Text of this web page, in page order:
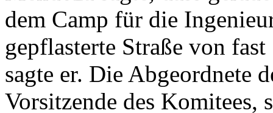
dem Camp für die
gepflasterte Straße von
sagte er. Die Abgeordnete
Vorsitzende des Komitees,